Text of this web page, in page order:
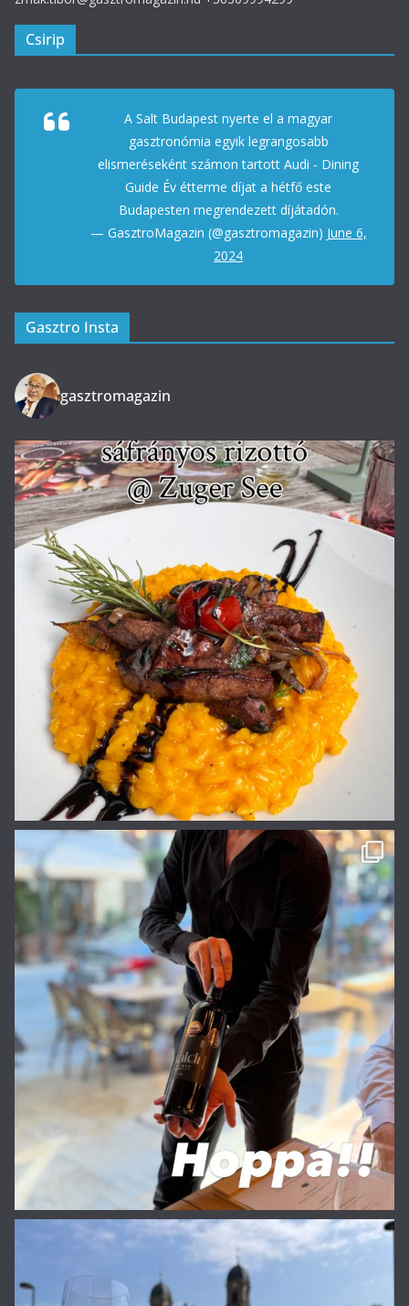
Csirip
A Salt Budapest nyerte el a magyar
gasztronómia egyik legrangosabb
elismeréseként számon tartott Audi - Dining
Guide Év étterme díjat a hétfő este
Budapesten megrendezett díjátadón.
— GasztroMagazin (@gasztromagazin) June 6,
2024
Gasztro Insta
gasztromagazin